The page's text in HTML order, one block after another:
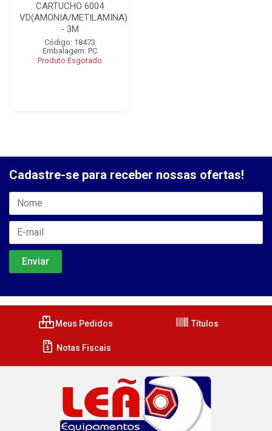
CARTUCHO 6004
VD(AMONIA/METILAMINA)
- 3M
Código: 18473
Embalagem: PC
Produto Esgotado
Cadastre-se para receber nossas ofertas!
Meus Pedidos Títulos
Notas Fiscais